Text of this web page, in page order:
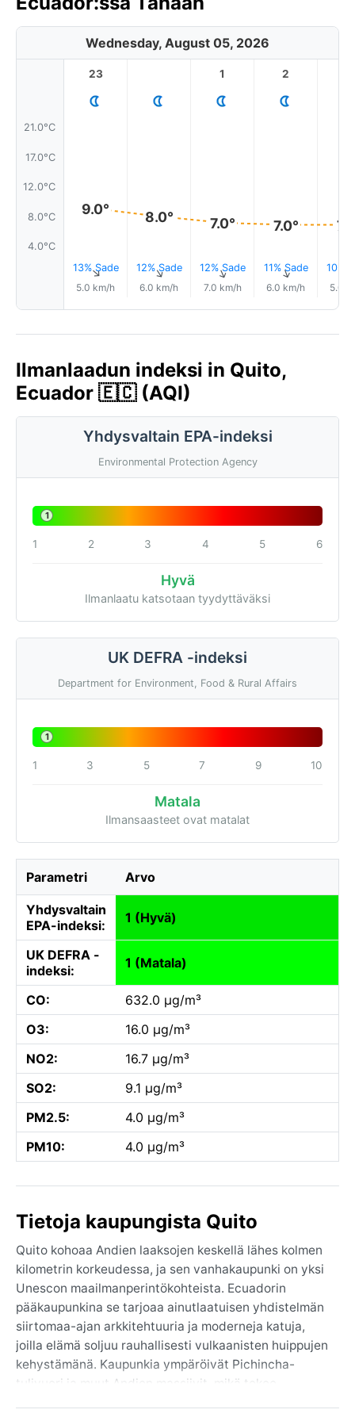
Wednesday, August 05, 2026
21.0°C
17.0°C
12.0°C
8.0°C
4.0°C
23
9.0°
13% Sade
↑
5.0 km/h
8.0°
12% Sade
↑
6.0 km/h
1
7.0°
12% Sade
↑
7.0 km/h
2
7.0°
11% Sade
↑
6.0 km/h
10%
5.0
Ilmanlaadun indeksi in Quito,
Ecuador 🇪🇨 (AQI)
Yhdysvaltain EPA-indeksi
Environmental Protection Agency
1
1 2 3 4 5 6
Hyvä
Ilmanlaatu katsotaan tyydyttäväksi
UK DEFRA -indeksi
Department for Environment, Food & Rural Affairs
1
1 3 5 7 9 10
Matala
Ilmansaasteet ovat matalat
Parametri Arvo
Yhdysvaltain
EPA-indeksi:
1 (Hyvä)
UK DEFRA -
indeksi:
1 (Matala)
CO:
632.0 µg/m³
O3:
16.0 µg/m³
NO2:
16.7 µg/m³
SO2:
9.1 µg/m³
PM2.5:
4.0 µg/m³
PM10:
4.0 µg/m³
Tietoja kaupungista Quito
Quito kohoaa Andien laaksojen keskellä lähes kolmen
kilometrin korkeudessa, ja sen vanhakaupunki on yksi
Unescon maailmanperintökohteista. Ecuadorin
pääkaupunkina se tarjoaa ainutlaatuisen yhdistelmän
siirtomaa-ajan arkkitehtuuria ja moderneja katuja,
joilla elämä soljuu rauhallisesti vulkaanisten huippujen
kehystämänä. Kaupunkia ympäröivät Pichincha-
tulivuori ja muut Andien massiivit, mikä tekee